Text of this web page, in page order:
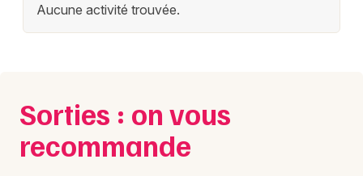
Choisir mes départements
Aucune activité trouvée.
Sorties : on vous
recommande